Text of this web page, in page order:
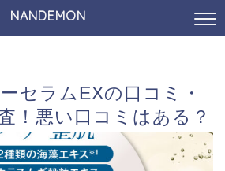
NANDEMON
セラムEXの口コミ・
！悪い口コミはある？